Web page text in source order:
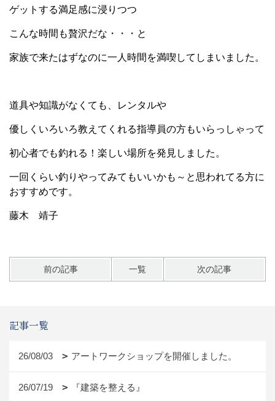
ゲットする満足感に浸りつつ
こんな時間も贅沢だな・・・と
家族で来たはずなのに一人時間を満喫してしまいました。
道具や知識がなくても、レンタルや
優しくいろいろ教えてくれる指導員の方もいらっしゃって
初心者でも釣れる！楽しい場所を発見しました。
一回くらい釣りやってみてもいいかも～と思われてる方に
おすすめです。
藤木 靖子
前の記事 一覧 次の記事
記事一覧
26/08/03 アートワークショップを開催しました。
26/07/19 『建築を整える』